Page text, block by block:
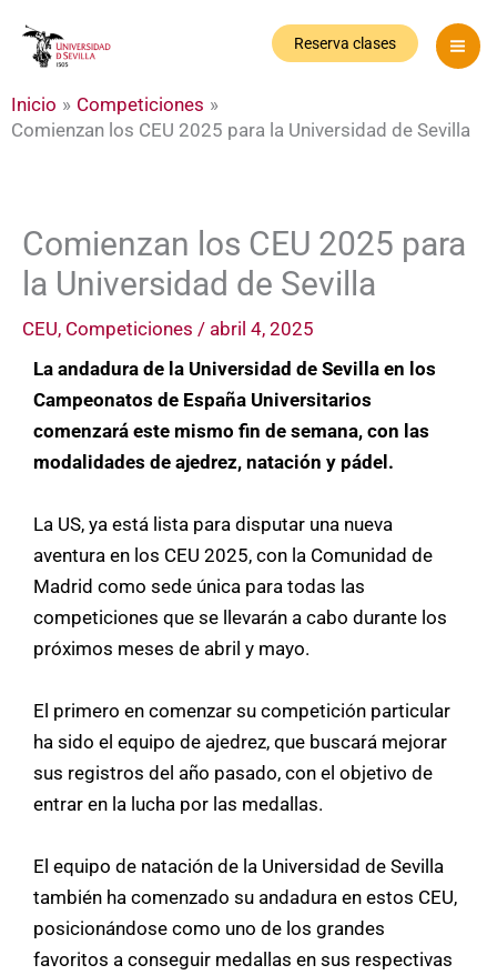
Reserva clases
Inicio
Competiciones
Comienzan los CEU 2025 para la Universidad de Sevilla
Comienzan los CEU 2025 para
la Universidad de Sevilla
CEU, Competiciones / abril 4, 2025
La andadura de la Universidad de Sevilla en los
Campeonatos de España Universitarios
comenzará este mismo fin de semana, con las
modalidades de ajedrez, natación y pádel.
La US, ya está lista para disputar una nueva
aventura en los CEU 2025, con la Comunidad de
Madrid como sede única para todas las
competiciones que se llevarán a cabo durante los
próximos meses de abril y mayo.
El primero en comenzar su competición particular
ha sido el equipo de ajedrez, que buscará mejorar
sus registros del año pasado, con el objetivo de
entrar en la lucha por las medallas.
El equipo de natación de la Universidad de Sevilla
también ha comenzado su andadura en estos CEU,
posicionándose como uno de los grandes
favoritos a conseguir medallas en sus respectivas